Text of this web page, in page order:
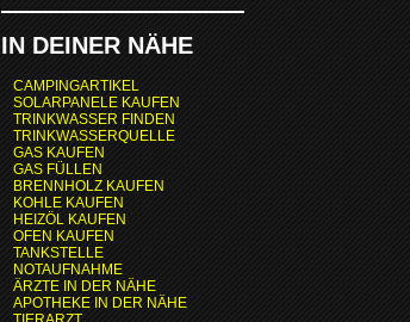
IN DEINER NÄHE
CAMPINGARTIKEL
SOLARPANELE KAUFEN
TRINKWASSER FINDEN
TRINKWASSERQUELLE
GAS KAUFEN
GAS FÜLLEN
BRENNHOLZ KAUFEN
KOHLE KAUFEN
HEIZÖL KAUFEN
OFEN KAUFEN
TANKSTELLE
NOTAUFNAHME
ÄRZTE IN DER NÄHE
APOTHEKE IN DER NÄHE